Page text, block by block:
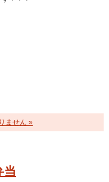
ません »